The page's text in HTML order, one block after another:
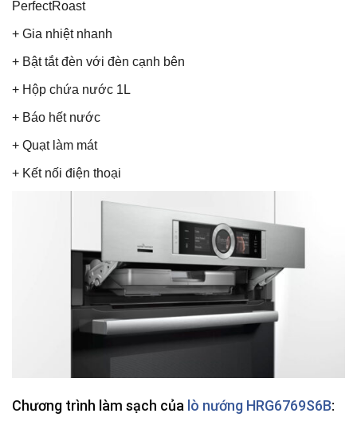
PerfectRoast
+ Gia nhiệt nhanh
+ Bật tắt đèn với đèn cạnh bên
+ Hộp chứa nước 1L
+ Báo hết nước
+ Quạt làm mát
+ Kết nối điện thoại
Chương trình làm sạch của lò nướng HRG6769S6B: